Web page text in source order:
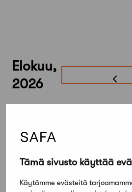
Tämä sivusto käyttää
Käytämme evästeitä
Elokuu,
2026
Etsi tapahtumista
PE
KESÄ
SU